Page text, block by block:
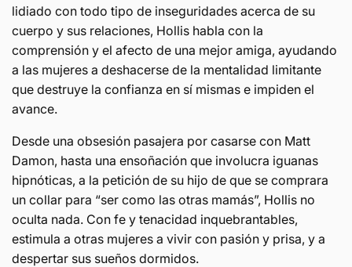
lidiado con todo tipo de inseguridades acerca de su
cuerpo y sus relaciones, Hollis habla con la
comprensión y el afecto de una mejor amiga, ayudando
a las mujeres a deshacerse de la mentalidad limitante
que destruye la confianza en sí mismas e impiden el
avance.
Desde una obsesión pasajera por casarse con Matt
Damon, hasta una ensoñación que involucra iguanas
hipnóticas, a la petición de su hijo de que se comprara
un collar para “ser como las otras mamás”, Hollis no
oculta nada. Con fe y tenacidad inquebrantables,
estimula a otras mujeres a vivir con pasión y prisa, y a
despertar sus sueños dormidos.